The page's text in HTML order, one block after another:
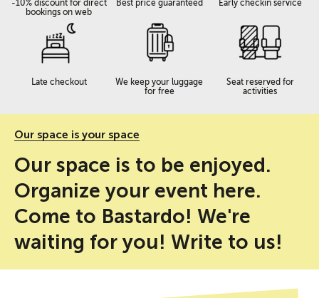
-10% discount for direct
bookings on web
Best price guaranteed Early checkin service
Late checkout
We keep your luggage
for free
Seat reserved for
activities
Our space is your space
Our space is to be enjoyed.
Organize your event here.
Come to Bastardo! We're
waiting for you! Write to us!